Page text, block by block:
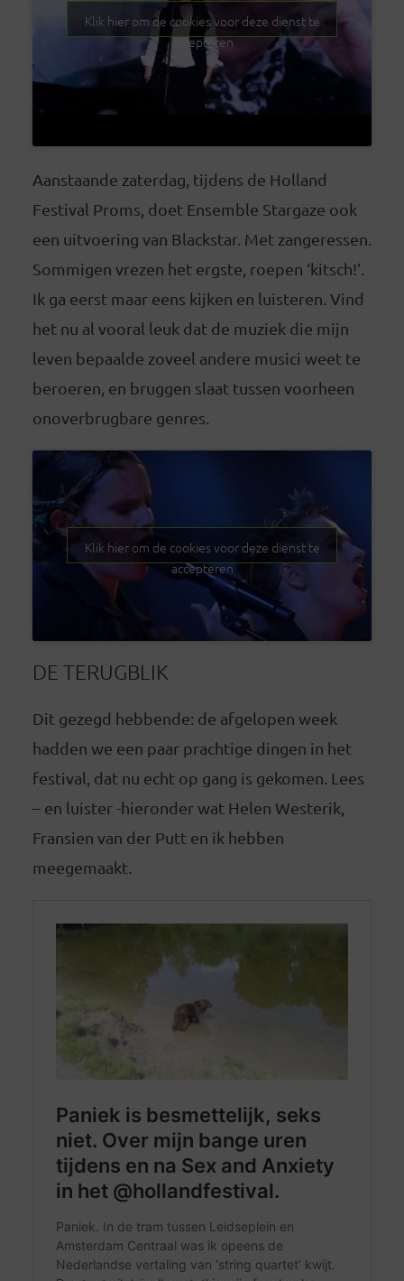
Klik hier om de cookies voor deze dienst te
accepteren
Aanstaande zaterdag, tijdens de Holland
Festival Proms, doet Ensemble Stargaze ook
een uitvoering van Blackstar. Met zangeressen.
Sommigen vrezen het ergste, roepen ‘kitsch!’.
Ik ga eerst maar eens kijken en luisteren. Vind
het nu al vooral leuk dat de muziek die mijn
leven bepaalde zoveel andere musici weet te
beroeren, en bruggen slaat tussen voorheen
onoverbrugbare genres.
Klik hier om de cookies voor deze dienst te
accepteren
DE TERUGBLIK
Dit gezegd hebbende: de afgelopen week
hadden we een paar prachtige dingen in het
festival, dat nu echt op gang is gekomen. Lees
– en luister -hieronder wat Helen Westerik,
Fransien van der Putt en ik hebben
meegemaakt.